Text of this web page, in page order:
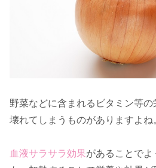
野菜などに含まれるビタミン等
壊れてしまうものがありますよね
血液サラサラ効果があることで